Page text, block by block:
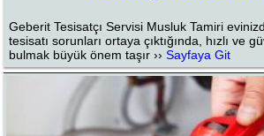
Geberit Tesisatçı Servisi Musluk Tamiri
tesisatı sorunları ortaya çıktığında, hızlı ve
bulmak büyük önem taşır ››Sayfaya Git